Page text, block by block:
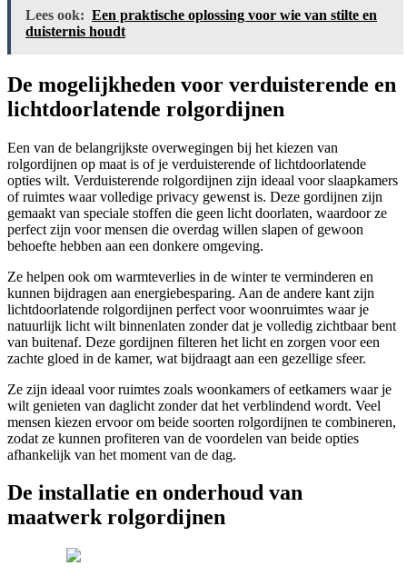
Lees ook: Een praktische oplossing voor wie van stilte en
duisternis houdt
De mogelijkheden voor verduisterende en
lichtdoorlatende rolgordijnen
Een van de belangrijkste overwegingen bij het kiezen van
rolgordijnen op maat is of je verduisterende of lichtdoorlatende
opties wilt. Verduisterende rolgordijnen zijn ideaal voor slaapkamers
of ruimtes waar volledige privacy gewenst is. Deze gordijnen zijn
gemaakt van speciale stoffen die geen licht doorlaten, waardoor ze
perfect zijn voor mensen die overdag willen slapen of gewoon
behoefte hebben aan een donkere omgeving.
Ze helpen ook om warmteverlies in de winter te verminderen en
kunnen bijdragen aan energiebesparing. Aan de andere kant zijn
lichtdoorlatende rolgordijnen perfect voor woonruimtes waar je
natuurlijk licht wilt binnenlaten zonder dat je volledig zichtbaar bent
van buitenaf. Deze gordijnen filteren het licht en zorgen voor een
zachte gloed in de kamer, wat bijdraagt aan een gezellige sfeer.
Ze zijn ideaal voor ruimtes zoals woonkamers of eetkamers waar je
wilt genieten van daglicht zonder dat het verblindend wordt. Veel
mensen kiezen ervoor om beide soorten rolgordijnen te combineren,
zodat ze kunnen profiteren van de voordelen van beide opties
afhankelijk van het moment van de dag.
De installatie en onderhoud van
maatwerk rolgordijnen